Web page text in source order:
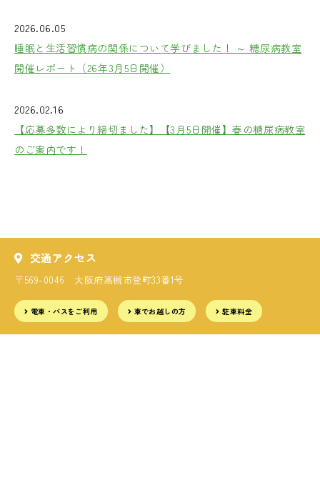
2026.06.05
睡眠と生活習慣病の関係について学びました！ ～ 糖尿病教室
開催レポート（26年3月5日開催）
2026.02.16
【応募多数により締切ました】【3月5日開催】春の糖尿病教室
のご案内です！
交通アクセス
〒569-0046 大阪府高槻市登町33番1号
電車・バスをご利用 車でお越しの方 駐車料金